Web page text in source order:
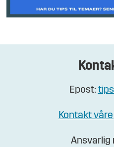
Epost:
Kontakt
Ansvarlig